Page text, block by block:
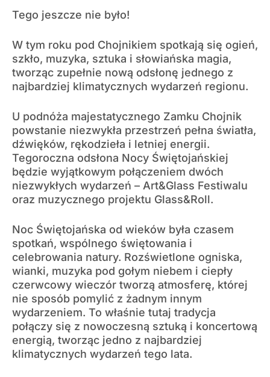
Tego jeszcze nie było!
W tym roku pod Chojnikiem spotkają się ogień,
szkło, muzyka, sztuka i słowiańska magia,
tworząc zupełnie nową odsłonę jednego z
najbardziej klimatycznych wydarzeń regionu.
U podnóża majestatycznego Zamku Chojnik
powstanie niezwykła przestrzeń pełna światła,
dźwięków, rękodzieła i letniej energii.
Tegoroczna odsłona Nocy Świętojańskiej
będzie wyjątkowym połączeniem dwóch
niezwykłych wydarzeń – Art&Glass Festiwalu
oraz muzycznego projektu Glass&Roll.
Noc Świętojańska od wieków była czasem
spotkań, wspólnego świętowania i
celebrowania natury. Rozświetlone ogniska,
wianki, muzyka pod gołym niebem i ciepły
czerwcowy wieczór tworzą atmosferę, której
nie sposób pomylić z żadnym innym
wydarzeniem. To właśnie tutaj tradycja
połączy się z nowoczesną sztuką i koncertową
energią, tworząc jedno z najbardziej
klimatycznych wydarzeń tego lata.